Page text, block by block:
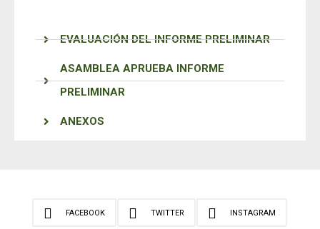
EVALUACIÓN DEL INFORME PRELIMINAR
ASAMBLEA APRUEBA INFORME
PRELIMINAR
ANEXOS
FACEBOOK TWITTER INSTAGRAM